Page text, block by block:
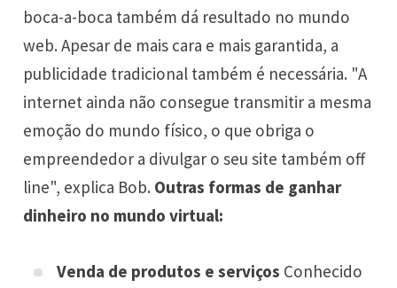
boca-a-boca também dá resultado no mundo
web. Apesar de mais cara e mais garantida, a
publicidade tradicional também é necessária. "A
internet ainda não consegue transmitir a mesma
emoção do mundo físico, o que obriga o
empreendedor a divulgar o seu site também off
line", explica Bob. Outras formas de ganhar
dinheiro no mundo virtual:
Venda de produtos e serviços Conhecido